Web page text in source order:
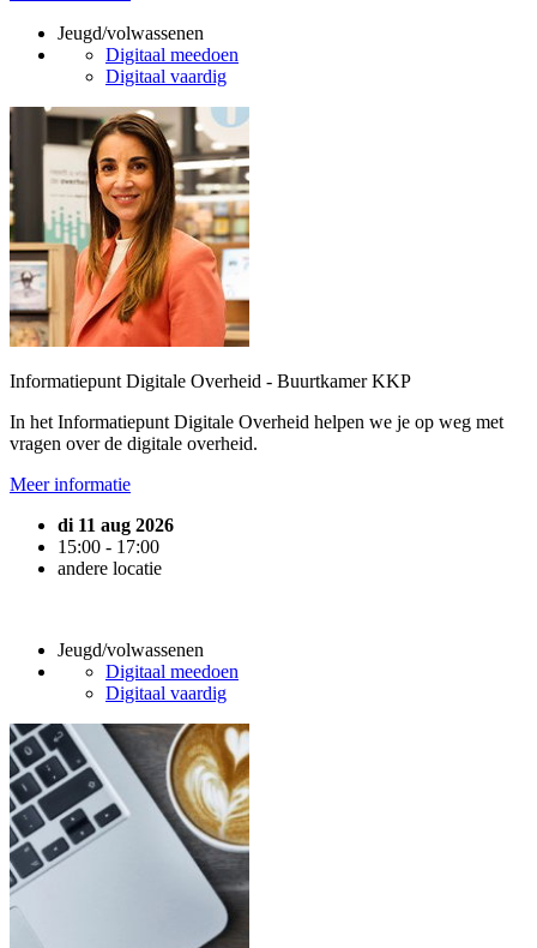
Jeugd/volwassenen
Digitaal meedoen
Digitaal vaardig
Informatiepunt Digitale Overheid - Buurtkamer KKP
In het Informatiepunt Digitale Overheid helpen we je op weg met
vragen over de digitale overheid.
Meer informatie
di 11 aug 2026
15:00 - 17:00
andere locatie
Jeugd/volwassenen
Digitaal meedoen
Digitaal vaardig